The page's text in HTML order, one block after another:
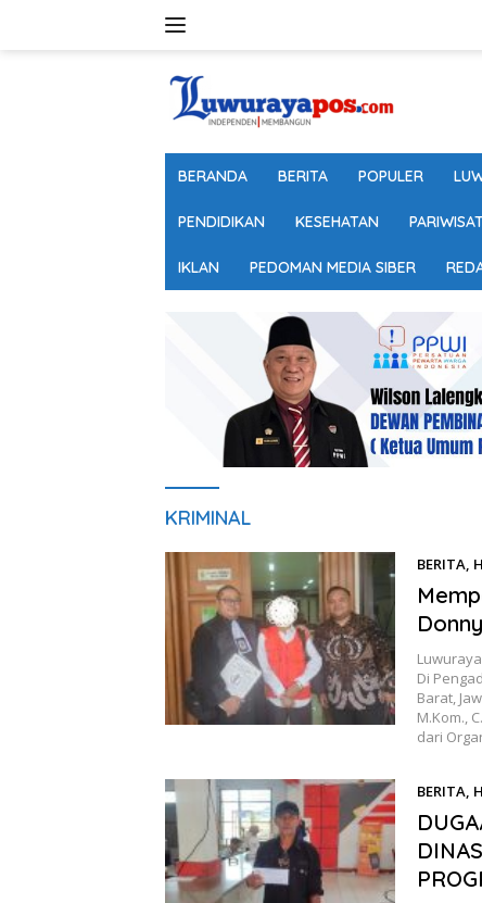
BERANDA BERITA POPULER
PENDIDIKAN KESEHATAN
IKLAN PEDOMAN MEDIA SIBER
KRIMINAL
BERITA,
24, 2024
Di
Barat,
M.Kom.,
dari
BERITA,
2024